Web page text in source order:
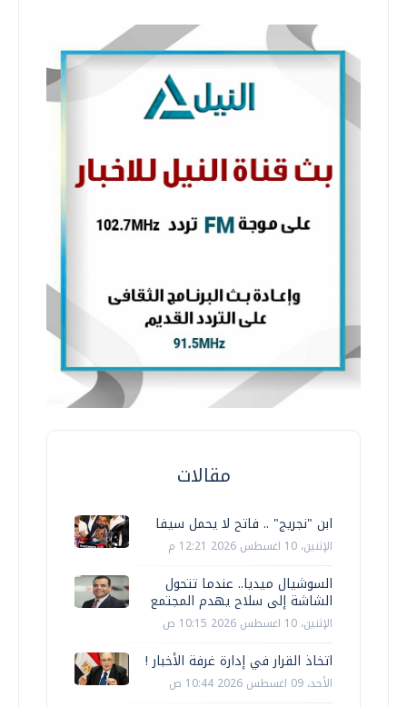
مقالات
ابن "نجريج" .. فاتح لا يحمل سيفا
الإثنين، 10 اغسطس 2026 12:21 م
السوشيال ميديا.. عندما تتحول
الشاشة إلى سلاح يهدم المجتمع
الإثنين، 10 اغسطس 2026 10:15 ص
اتخاذ القرار في إدارة غرفة الأخبار !
الأحد، 09 اغسطس 2026 10:44 ص